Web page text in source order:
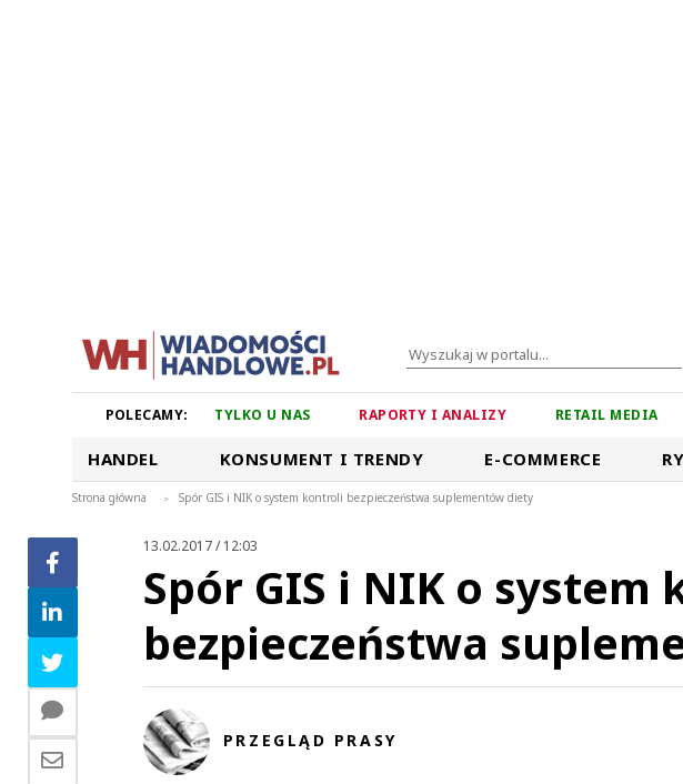
POLECAMY: TYLKO U NAS RAPORTY I ANALIZY RETAIL MEDIA
HANDEL KONSUMENT I TRENDY E-COMMERCE
Strona główna > Spór GIS i NIK o system kontroli bezpieczeństwa suplementów diety
13.02.2017 / 12:03
Spór GIS i NIK o system
bezpieczeństwa
PRZEGLĄD PRASY